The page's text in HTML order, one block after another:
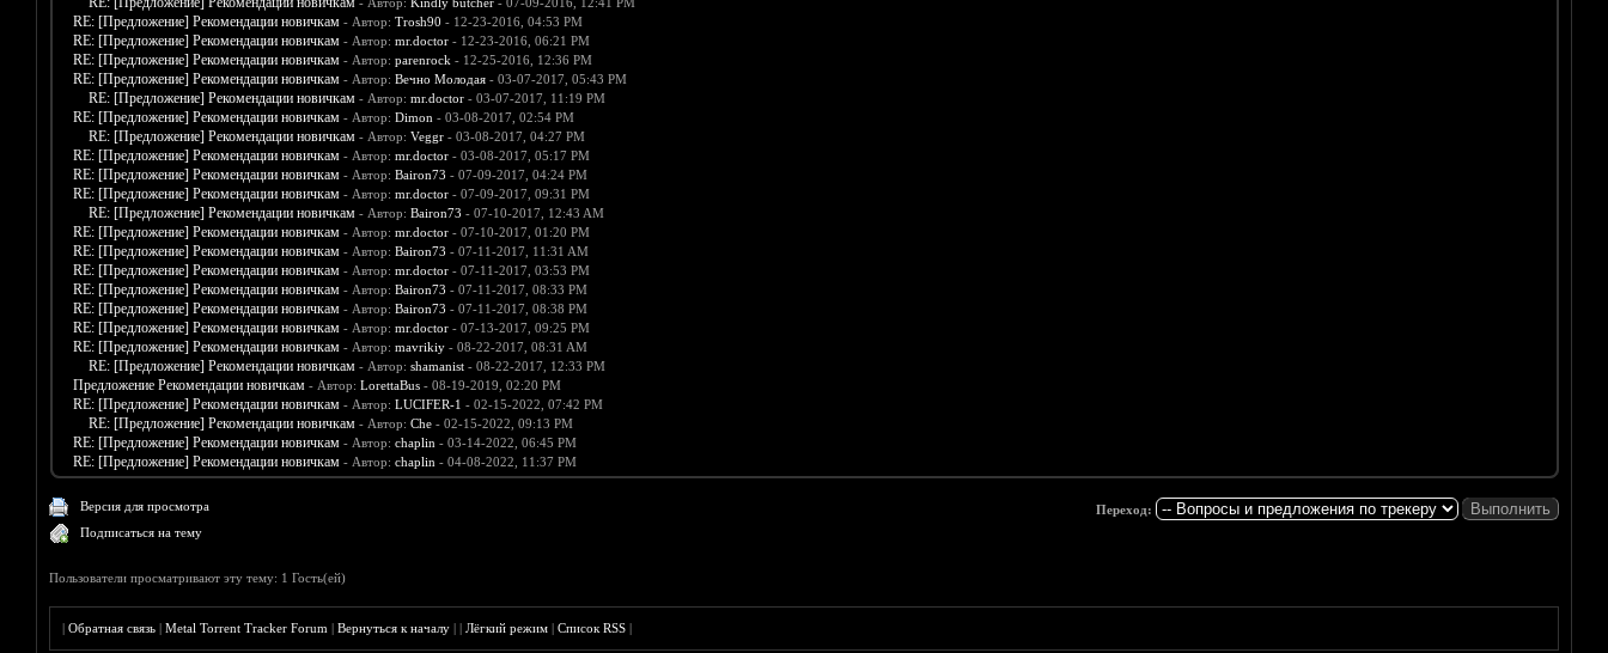
RE: [Предложение] Рекомендации новичкам - Автор: Trosh90 - 12-23-2016, 04:53 PM
RE: [Предложение] Рекомендации новичкам - Автор: mr.doctor- 12-23-2016, 06:21 PM
RE: [Предложение] Рекомендации новичкам - Автор: parenrock - 12-25-2016, 12:36 PM
RE: [Предложение] Рекомендации новичкам - Автор: Вечно Молодая- 03-07-2017, 05:43 PM
RE: [Предложение] Рекомендации новичкам - Автор: mr.doctor- 03-07-2017, 11:19 PM
RE: [Предложение] Рекомендации новичкам - Автор: Dimon - 03-08-2017, 02:54 PM
RE: [Предложение] Рекомендации новичкам - Автор: Veggr- 03-08-2017, 04:27 PM
RE: [Предложение] Рекомендации новичкам - Автор: mr.doctor- 03-08-2017, 05:17 PM
RE: [Предложение] Рекомендации новичкам - Автор: Bairon73 - 07-09-2017, 04:24 PM
RE: [Предложение] Рекомендации новичкам - Автор: mr.doctor- 07-09-2017, 09:31 PM
RE: [Предложение] Рекомендации новичкам - Автор: Bairon73 - 07-10-2017, 12:43 AM
RE: [Предложение] Рекомендации новичкам - Автор: mr.doctor- 07-10-2017, 01:20 PM
RE: [Предложение] Рекомендации новичкам - Автор: Bairon73 - 07-11-2017, 11:31 AM
RE: [Предложение] Рекомендации новичкам - Автор: mr.doctor- 07-11-2017, 03:53 PM
RE: [Предложение] Рекомендации новичкам - Автор: Bairon73 - 07-11-2017, 08:33 PM
RE: [Предложение] Рекомендации новичкам - Автор: Bairon73 - 07-11-2017, 08:38 PM
RE: [Предложение] Рекомендации новичкам - Автор: mr.doctor- 07-13-2017, 09:25 PM
RE: [Предложение] Рекомендации новичкам - Автор: mavrikiy- 08-22-2017, 08:31 AM
RE: [Предложение] Рекомендации новичкам - Автор: shamanist- 08-22-2017, 12:33 PM
Предложение Рекомендации новичкам - Автор: LorettaBus- 08-19-2019, 02:20 PM
RE: [Предложение] Рекомендации новичкам - Автор: LUCIFER-1 - 02-15-2022, 07:42 PM
RE: [Предложение] Рекомендации новичкам - Автор: Che- 02-15-2022, 09:13 PM
RE: [Предложение] Рекомендации новичкам - Автор: chaplin - 03-14-2022, 06:45 PM
RE: [Предложение] Рекомендации новичкам - Автор: chaplin - 04-08-2022, 11:37 PM
Версия для просмотра
Подписаться на тему
Переход:
Пользователи просматривают эту тему: 1 Гость(ей)
|Обратная связь |Metal Torrent Tracker Forum |Вернуться к началу ||Лёгкий режим |Список RSS |